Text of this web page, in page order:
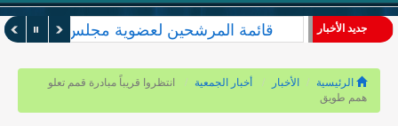
جديد الأخبار قائمة المرشحين لعضوية مجلس الإدارة
الرئيسية الأخبار أخبار الجمعية
انتظروا قريباً مبادرة قمم تعلو
همم طويق